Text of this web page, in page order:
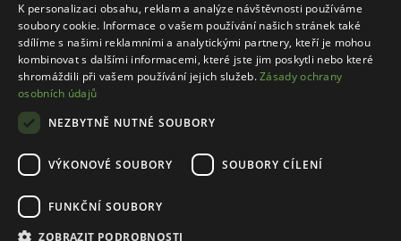
Rady
Pravidla e-shopu
Zásady ochrany osobních údajů
Nastavení cookies
K personalizaci obsahu, reklam a analýze návštěvnosti používáme
soubory cookie. Informace o vašem používání našich stránek také
sdílíme s našimi reklamními a analytickými partnery, kteří je mohou
kombinovat s dalšími informacemi, které jste jim poskytli nebo které
shromáždili při vašem používání jejich služeb.Zásady ochrany
osobních údajů
NEZBYTNĚ NUTNÉ SOUBORY
VÝKONOVÉ SOUBORY SOUBORY CÍLENÍ
FUNKČNÍ SOUBORY
ZOBRAZIT PODROBNOSTI